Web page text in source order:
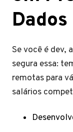
Dados
Se você é dev,
segura essa:
remotas para
salários